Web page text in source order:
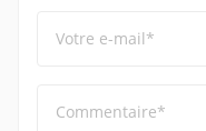
Votre e-mail*
Commentaire*